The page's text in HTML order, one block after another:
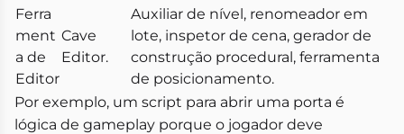
Ferra
ment
a de
Editor
Cave
Editor.
Auxiliar de nível, renomeador em
lote, inspetor de cena, gerador de
construção procedural, ferramenta
de posicionamento.
Por exemplo, um script para abrir uma porta é
lógica de gameplay porque o jogador deve